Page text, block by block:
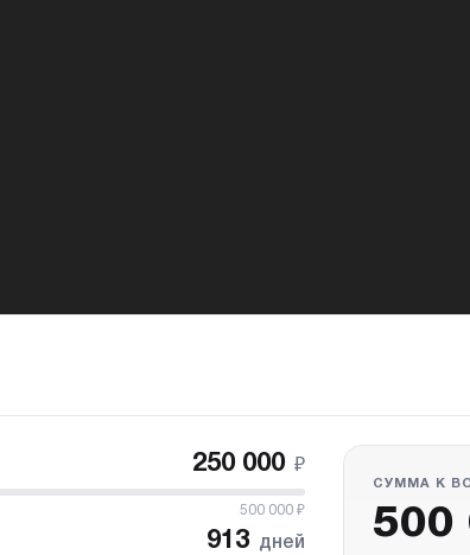
250 000 ₽
500 000₽
913 дней
СУММА К
500